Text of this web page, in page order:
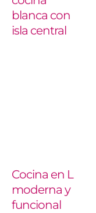
blanca con
isla central
Cocina en L
moderna y
funcional